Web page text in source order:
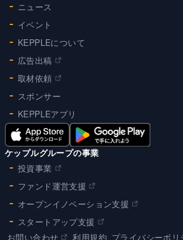
ニュース
イベント
KEPPLEについて
広告出稿
取材依頼
スポンサー
KEPPLEアプリ
ケップルグループの事業
投資事業
ファンド運営支援
オープンイノベーション支援
スタートアップ支援
お問い合わせ
利用規約 プライバシーポリ